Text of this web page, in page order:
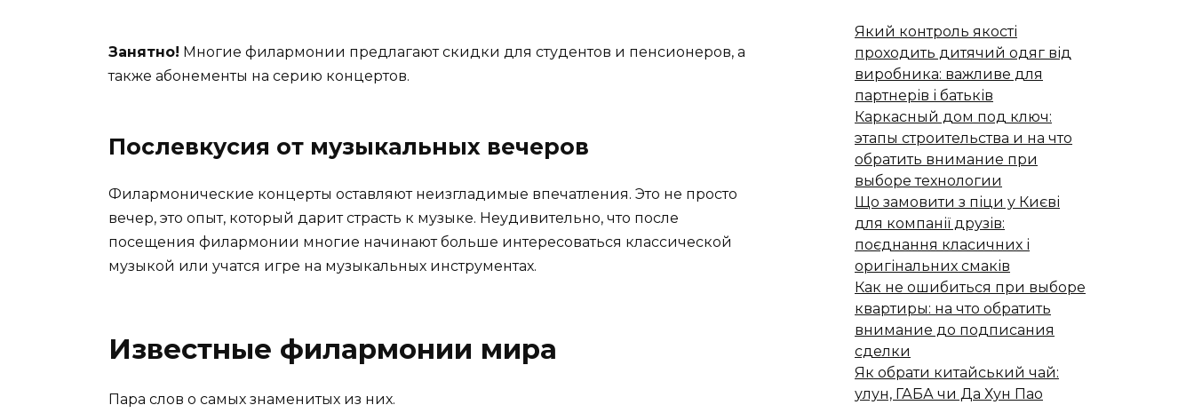
Занятно! Многие филармонии предлагают скидки для студентов и пенсионеров, а
также абонементы на серию концертов.
Послевкусия от музыкальных вечеров
Филармонические концерты оставляют неизгладимые впечатления. Это не просто
вечер, это опыт, который дарит страсть к музыке. Неудивительно, что после
посещения филармонии многие начинают больше интересоваться классической
музыкой или учатся игре на музыкальных инструментах.
Известные филармонии мира
Пара слов о самых знаменитых из них.
Який контроль якості
проходить дитячий одяг від
виробника: важливе для
партнерів і батьків
Каркасный дом под ключ:
этапы строительства и на что
обратить внимание при
выборе технологии
Що замовити з піци у Києві
для компанії друзів:
поєднання класичних і
оригінальних смаків
Как не ошибиться при выборе
квартиры: на что обратить
внимание до подписания
сделки
Як обрати китайський чай:
улун, ГАБА чи Да Хун Пао